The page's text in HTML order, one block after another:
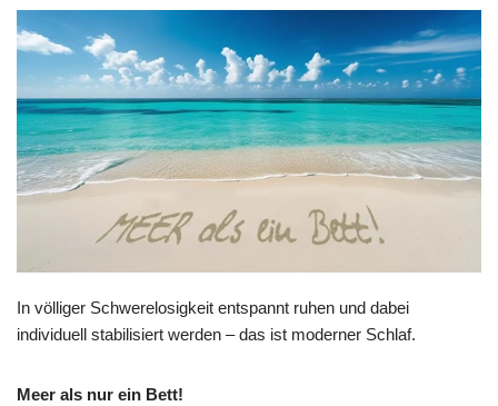
In völliger Schwerelosigkeit entspannt ruhen und dabei
individuell stabilisiert werden – das ist moderner Schlaf.
Meer als nur ein Bett!